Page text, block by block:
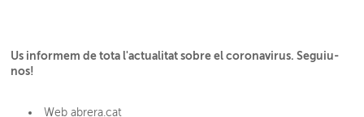
Us informem de tota l'actualitat sobre el coronavirus. Seguiu-
nos!
Web abrera.cat